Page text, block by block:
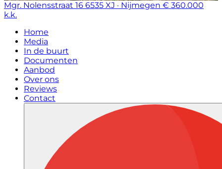
Mgr. Nolensstraat 16 6535 XJ · Nijmegen € 360.000
k.k.
Home
Media
In de buurt
Documenten
Aanbod
Over ons
Reviews
Contact